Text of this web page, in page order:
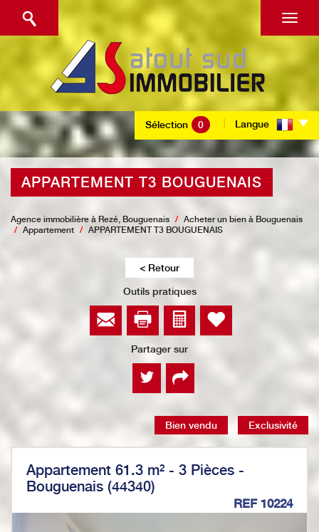
Sélection 0 Langue
APPARTEMENT T3 BOUGUENAIS
Agence immobilière à Rezé, Bouguenais
Acheter un bien à Bouguenais
Appartement
APPARTEMENT T3 BOUGUENAIS
< Retour
Outils pratiques
Partager sur
Bien vendu Exclusivité
Appartement 61.3 m² - 3 Pièces -
Bouguenais (44340)
REF 10224